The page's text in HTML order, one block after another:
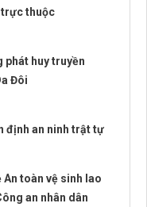
trực thuộc
phát huy truyền
Đôi
định an ninh trật tự
An toàn vệ sinh lao
an nhân dân